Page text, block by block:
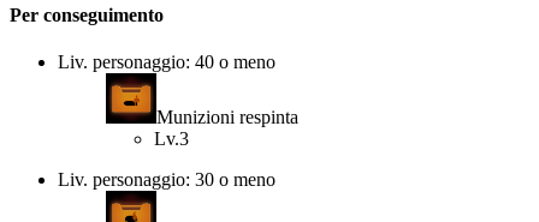
Per conseguimento
Liv. personaggio: 40 o meno
Munizioni respinta
Lv.3
Liv. personaggio: 30 o meno